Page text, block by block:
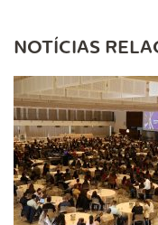
NOTÍCIAS